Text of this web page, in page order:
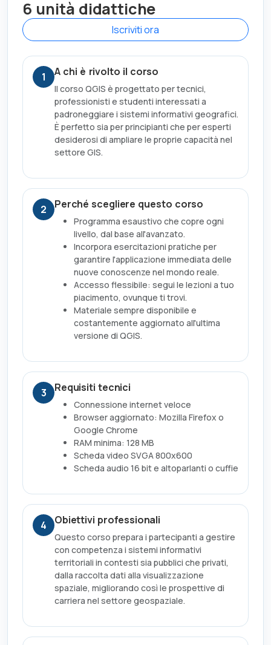
6 unità didattiche
Iscriviti ora
1 A chi è rivolto il corso
Il corso QGIS è progettato per tecnici,
professionisti e studenti interessati a
padroneggiare i sistemi informativi geografici.
È perfetto sia per principianti che per esperti
desiderosi di ampliare le proprie capacità nel
settore GIS.
2 Perché scegliere questo corso
Programma esaustivo che copre ogni
livello, dal base all'avanzato.
Incorpora esercitazioni pratiche per
garantire l'applicazione immediata delle
nuove conoscenze nel mondo reale.
Accesso flessibile: segui le lezioni a tuo
piacimento, ovunque ti trovi.
Materiale sempre disponibile e
costantemente aggiornato all'ultima
versione di QGIS.
3 Requisiti tecnici
Connessione internet veloce
Browser aggiornato: Mozilla Firefox o
Google Chrome
RAM minima: 128 MB
Scheda video SVGA 800x600
Scheda audio 16 bit e altoparlanti o cuffie
4 Obiettivi professionali
Questo corso prepara i partecipanti a gestire
con competenza i sistemi informativi
territoriali in contesti sia pubblici che privati,
dalla raccolta dati alla visualizzazione
spaziale, migliorando così le prospettive di
carriera nel settore geospaziale.